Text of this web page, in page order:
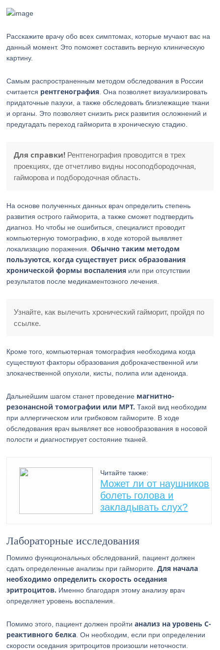
Расскажите врачу обо всех симптомах, которые мучают вас на
данный момент. Это поможет составить верную клиническую
картину.
Самым распространенным методом обследования в России
считается рентгенография . Она позволяет визуализировать
придаточные пазухи, а также обследовать близлежащие ткани
и органы. Это позволяет снизить риск развития осложнений и
предугадать переход гайморита в хроническую стадию.
Для справки! Рентгенография проводится в трех
проекциях, где отчетливо видны носоподбородочная,
гайморова и подбородочная область.
На основе полученных данных врач определить степень
развития острого гайморита, а также сможет подтвердить
диагноз. Но чтобы не ошибиться, специалист проводит
компьютерную томографию, в ходе которой выявляет
локализацию поражения.Обычно таким методом
пользуются, когда существует риск образования
хронической формы воспаления или при отсутствии
результатов после медикаментозного лечения.
Узнайте, как вылечить хронический гайморит, пройдя по
ссылке.
Кроме того, компьютерная томография необходима когда
существуют факторы образования доброкачественной или
злокачественной опухоли, кисты, полипа или аденоида.
Дальнейшим шагом станет проведение магнитно-
резонансной томографии или МРТ. Такой вид необходим
при аллергическом или грибковом гайморите. В ходе
обследования врач выявляет все новообразования в носовой
полости и диагностирует состояние тканей.
Читайте также:
Может ли от наушников
болеть голова и
закладывать слух?
Лабораторные исследования
Помимо функциональных обследований, пациент должен
сдать определенные анализы при гайморите.Для начала
необходимо определить скорость оседания
эритроцитов. Именно благодаря этому анализу врач
определяет уровень воспаления.
Помимо этого, пациент должен пройтианализ на уровень С-
реактивного белка . Он необходим, если при определении
скорости оседания эритроцитов произошли неточности.